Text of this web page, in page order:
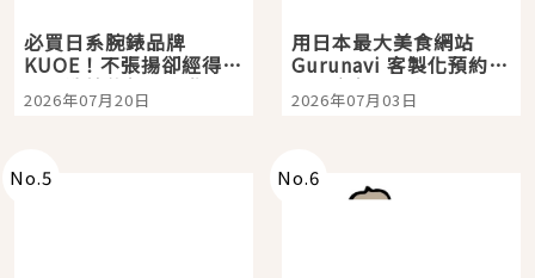
必買日系腕錶品牌
KUOE！不張揚卻經得起
時間洗鍊的經典之作五
選
2026年07月20日
用日本最大美食網站
Gurunavi 客製化預約九
大都市餐廳，打造專屬
美食體驗！
2026年07月03日
No.5 No.6